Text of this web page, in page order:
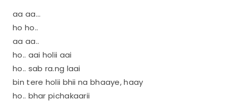
aa aa…
ho ho..
aa aa..
ho.. aai holii aai
ho.. sab ra.ng laai
bin tere holii bhii na bhaaye, haay
ho.. bhar pichakaarii